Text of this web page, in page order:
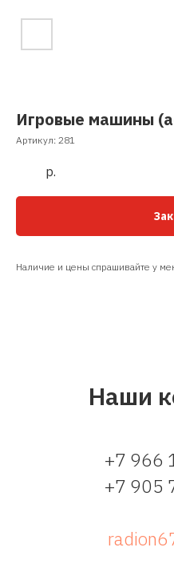
Игровые машины
Артикул: 281
р.
Наличие и цены спрашивайте у
Наши
+7 966
+7 905